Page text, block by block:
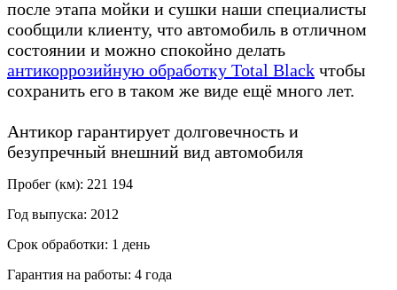
после этапа мойки и сушки наши специалисты
сообщили клиенту, что автомобиль в отличном
состоянии и можно спокойно делать
антикоррозийную обработку Total Black чтобы
сохранить его в таком же виде ещё много лет.
Антикор гарантирует долговечность и
безупречный внешний вид автомобиля
Пробег (км): 221 194
Год выпуска: 2012
Срок обработки: 1 день
Гарантия на работы: 4 года